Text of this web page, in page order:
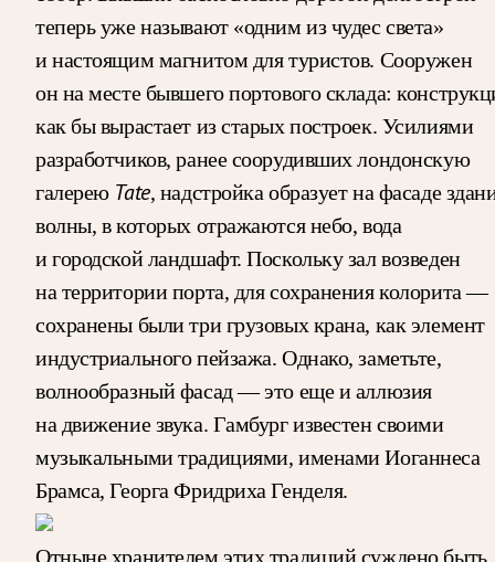
теперь уже называют «одним из чудес света»
и настоящим магнитом для туристов. Сооружен
он на месте бывшего портового склада:
как бы вырастает из старых построек. Усилиями
разработчиков, ранее соорудивших лондонскую
галерею Tate, надстройка образует на фасаде
волны, в которых отражаются небо, вода
и городской ландшафт. Поскольку зал возведен
на территории порта, для сохранения колорита —
сохранены были три грузовых крана, как элемент
индустриального пейзажа. Однако, заметьте,
волнообразный фасад — это еще и аллюзия
на движение звука. Гамбург известен своими
музыкальными традициями, именами Иоганнеса
Брамса, Георга Фридриха Генделя.
Отныне хранителем этих традиций суждено быть